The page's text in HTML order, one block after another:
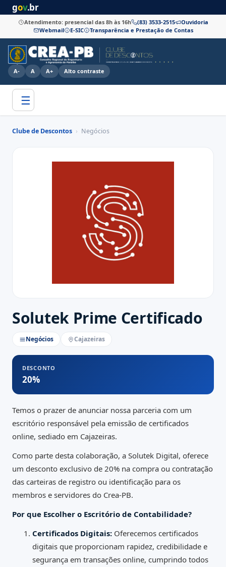
gov.br
Atendimento: presencial das 8h às 16h (83) 3533-2515
Ouvidoria
Webmail
E-SIC Transparência e Prestação de Contas
A- A A+ Alto contraste
☰
Clube de Descontos › Negócios
Solutek Prime Certificado
Negócios Cajazeiras
DESCONTO
20%
Temos o prazer de anunciar nossa parceria com um
escritório responsável pela emissão de certificados
online, sediado em Cajazeiras.
Como parte desta colaboração, a Solutek Digital, oferece
um desconto exclusivo de 20% na compra ou contratação
das carteiras de registro ou identificação para os
membros e servidores do Crea-PB.
Por que Escolher o Escritório de Contabilidade?
Certificados Digitais: Oferecemos certificados
digitais que proporcionam rapidez, credibilidade e
segurança em transações online, cumprindo todos